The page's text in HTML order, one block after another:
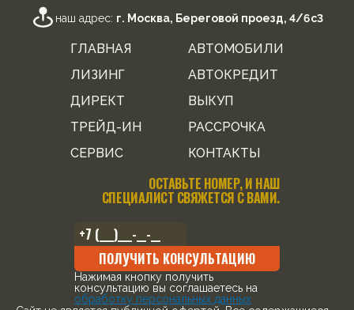
наш адрес: г. Москва, Береговой проезд, 4/6с3
ГЛАВНАЯ
АВТОМОБИЛИ
ЛИЗИНГ
АВТОКРЕДИТ
ДИРЕКТ
ВЫКУП
ТРЕЙД-ИН
РАССРОЧКА
СЕРВИС
КОНТАКТЫ
ОСТАВЬТЕ НОМЕР, И НАШ
СПЕЦИАЛИСТ СВЯЖЕТСЯ С ВАМИ.
ПОЛУЧИТЬ КОНСУЛЬТАЦИЮ
Нажимая кнопку получить
консультацию вы соглашаетесь на
обработку персональных данных